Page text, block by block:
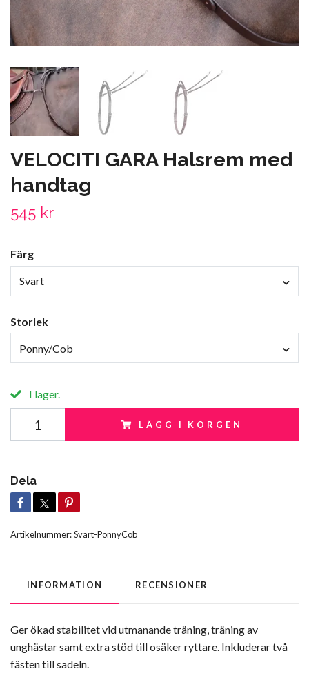
VELOCITI GARA Halsrem med
handtag
545 kr
Färg
Svart
Storlek
Ponny/Cob
I lager.
LÄGG I KORGEN
Dela
Artikelnummer:Svart-PonnyCob
INFORMATION RECENSIONER
Ger ökad stabilitet vid utmanande träning, träning av
unghästar samt extra stöd till osäker ryttare. Inkluderar två
fästen till sadeln.